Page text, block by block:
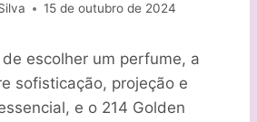
15 de outubro de 2024
escolher um perfume, a
sofisticação, projeção e
e o 214 Golden